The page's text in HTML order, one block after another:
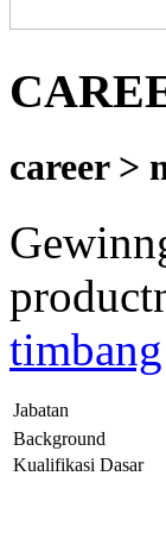
career >
timbang
Jabatan
Background
Kualifikasi